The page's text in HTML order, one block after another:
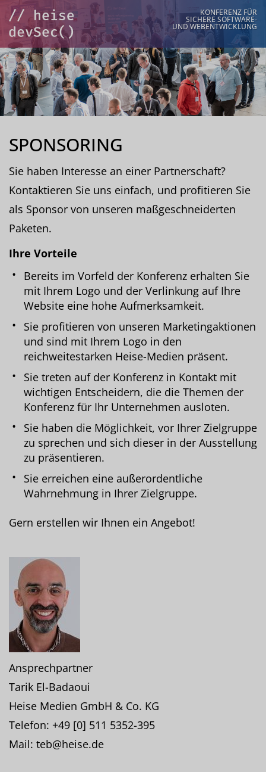
KONFERENZ FÜR
SICHERE SOFTWARE-
UND WEBENTWICKLUNG
SPONSORING
Sie haben Interesse an einer Partnerschaft?
Kontaktieren Sie uns einfach, und profitieren Sie
als Sponsor von unseren maßgeschneiderten
Paketen.
Ihre Vorteile
Bereits im Vorfeld der Konferenz erhalten Sie
mit Ihrem Logo und der Verlinkung auf Ihre
Website eine hohe Aufmerksamkeit.
Sie profitieren von unseren Marketingaktionen
und sind mit Ihrem Logo in den
reichweitestarken Heise-Medien präsent.
Sie treten auf der Konferenz in Kontakt mit
wichtigen Entscheidern, die die Themen der
Konferenz für Ihr Unternehmen ausloten.
Sie haben die Möglichkeit, vor Ihrer Zielgruppe
zu sprechen und sich dieser in der Ausstellung
zu präsentieren.
Sie erreichen eine außerordentliche
Wahrnehmung in Ihrer Zielgruppe.
Gern erstellen wir Ihnen ein Angebot!
Ansprechpartner
Tarik El-Badaoui
Heise Medien GmbH & Co. KG
Telefon: +49 [0] 511 5352-395
Mail: teb@heise.de